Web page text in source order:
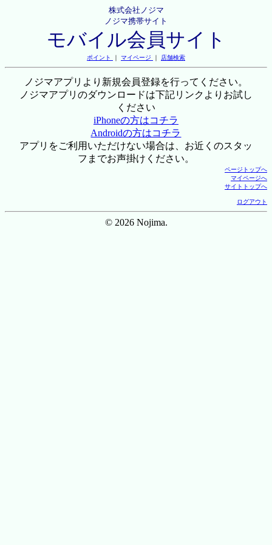
株式会社ノジマ
ノジマ携帯サイト
モバイル会員サイト
ポイント ｜ マイページ ｜ 店舗検索
ノジマアプリより新規会員登録を行ってください。
ノジマアプリのダウンロードは下記リンクよりお試し
ください
iPhoneの方はコチラ
Androidの方はコチラ
アプリをご利用いただけない場合は、お近くのスタッ
フまでお声掛けください。
ページトップへ
マイページへ
サイトトップへ
ログアウト
© 2026 Nojima.